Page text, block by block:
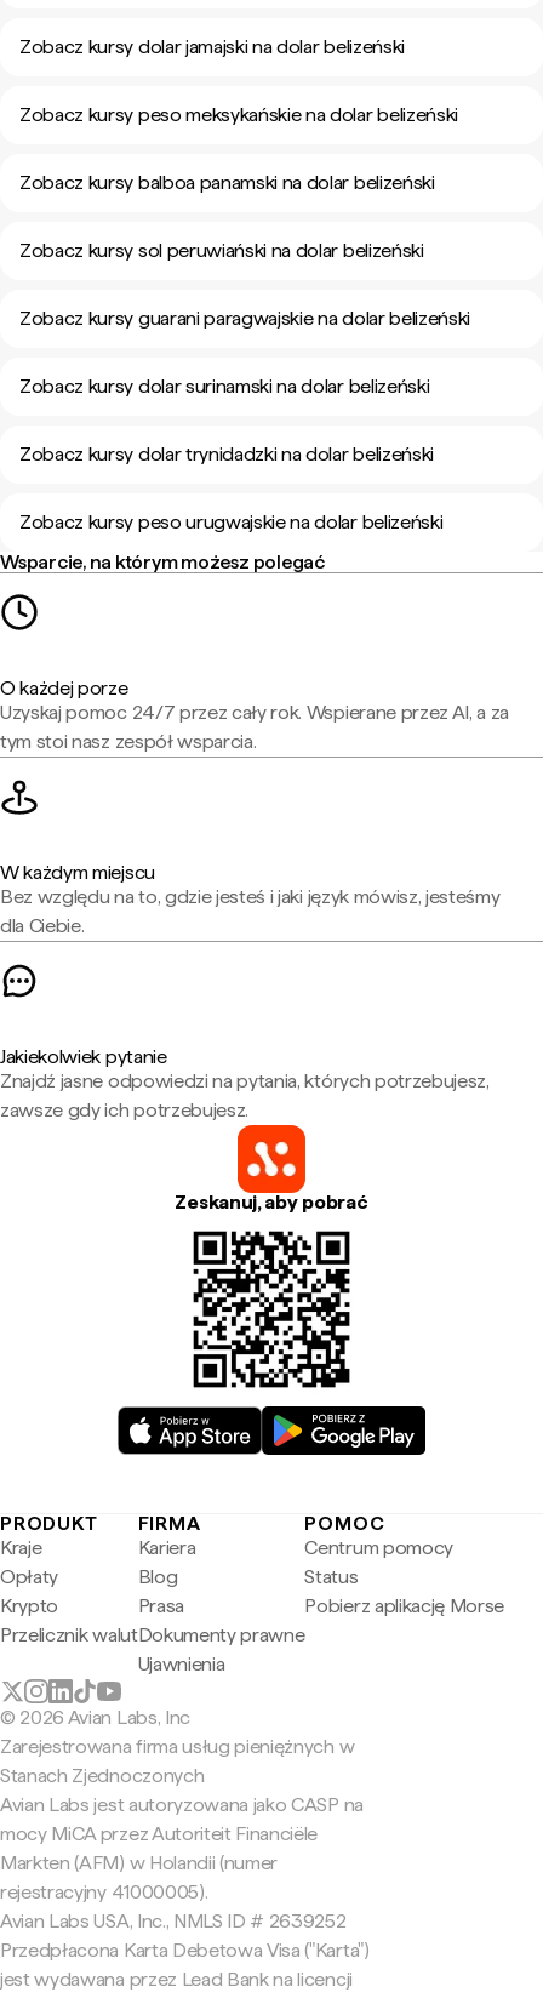
Zobacz kursy dolar jamajski na dolar belizeński
Zobacz kursy peso meksykańskie na dolar belizeński
Zobacz kursy balboa panamski na dolar belizeński
Zobacz kursy sol peruwiański na dolar belizeński
Zobacz kursy guarani paragwajskie na dolar belizeński
Zobacz kursy dolar surinamski na dolar belizeński
Zobacz kursy dolar trynidadzki na dolar belizeński
Zobacz kursy peso urugwajskie na dolar belizeński
Wsparcie, na którym możesz polegać
O każdej porze
Uzyskaj pomoc 24/7 przez cały rok. Wspierane przez AI, a za
tym stoi nasz zespół wsparcia.
W każdym miejscu
Bez względu na to, gdzie jesteś i jaki język mówisz, jesteśmy
dla Ciebie.
Jakiekolwiek pytanie
Znajdź jasne odpowiedzi na pytania, których potrzebujesz,
zawsze gdy ich potrzebujesz.
Zeskanuj, aby pobrać
PRODUKT
Kraje
Opłaty
Krypto
Przelicznik walut
FIRMA
Kariera
Blog
Prasa
Dokumenty prawne
Ujawnienia
POMOC
Centrum pomocy
Status
Pobierz aplikację Morse
© 2026 Avian Labs, Inc
Zarejestrowana firma usług pieniężnych w
Stanach Zjednoczonych
Avian Labs jest autoryzowana jako CASP na
mocy MiCA przez Autoriteit Financiële
Markten (AFM) w Holandii (numer
rejestracyjny 41000005).
Avian Labs USA, Inc., NMLS ID # 2639252
Przedpłacona Karta Debetowa Visa ("Karta")
jest wydawana przez Lead Bank na licencji